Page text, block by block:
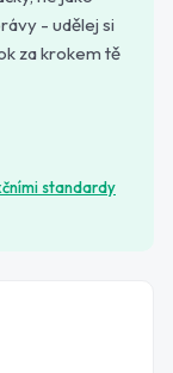
- udělej si
za krokem tě
standardy